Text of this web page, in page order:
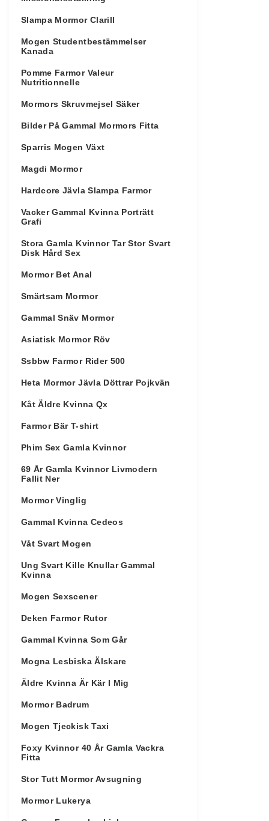
Slampa Mormor Clarill
Mogen Studentbestämmelser
Kanada
Pomme Farmor Valeur
Nutritionnelle
Mormors Skruvmejsel Säker
Bilder På Gammal Mormors Fitta
Sparris Mogen Växt
Magdi Mormor
Hardcore Jävla Slampa Farmor
Vacker Gammal Kvinna Porträtt
Grafi
Stora Gamla Kvinnor Tar Stor Svart
Disk Hård Sex
Mormor Bet Anal
Smärtsam Mormor
Gammal Snäv Mormor
Asiatisk Mormor Röv
Ssbbw Farmor Rider 500
Heta Mormor Jävla Döttrar Pojkvän
Kåt Äldre Kvinna Qx
Farmor Bär T-shirt
Phim Sex Gamla Kvinnor
69 År Gamla Kvinnor Livmodern
Fallit Ner
Mormor Vinglig
Gammal Kvinna Cedeos
Våt Svart Mogen
Ung Svart Kille Knullar Gammal
Kvinna
Mogen Sexscener
Deken Farmor Rutor
Gammal Kvinna Som Går
Mogna Lesbiska Älskare
Äldre Kvinna Är Kär I Mig
Mormor Badrum
Mogen Tjeckisk Taxi
Foxy Kvinnor 40 År Gamla Vackra
Fitta
Stor Tutt Mormor Avsugning
Mormor Lukerya